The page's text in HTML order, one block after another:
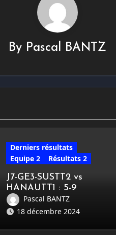
By Pascal BANTZ
Derniers résultats
Equipe 2
Résultats 2
J7-GE3-SUSTT2 vs
HANAUTT1 : 5-9
Pascal BANTZ
18 décembre 2024